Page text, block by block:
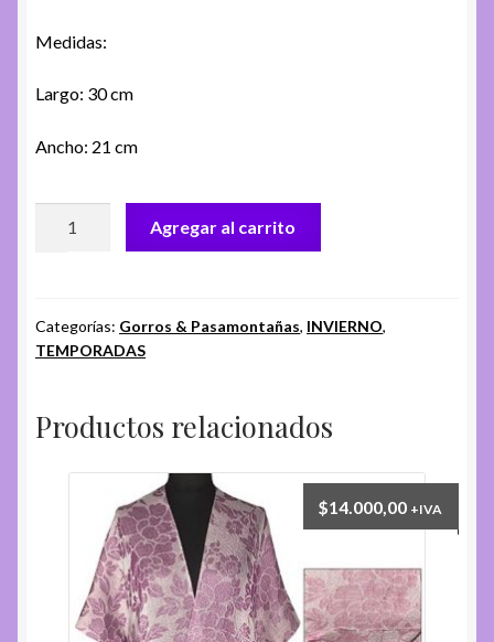
Medidas:
Largo: 30 cm
Ancho: 21 cm
A
cantidad
Agregar al carrito
Categorías: Gorros & Pasamontañas, INVIERNO,
TEMPORADAS
Productos relacionados
$14.000,00 +IVA